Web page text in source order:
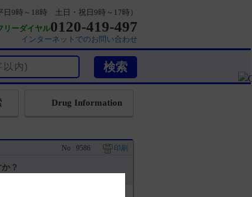
日9時～18時 土日・祝日9時～17時）
リーダイヤル0120-419-497
インターネットでのお問い合わせ
Drug Information
No : 9586 印刷
？